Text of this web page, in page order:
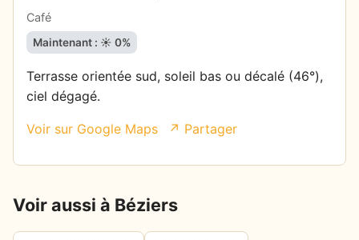
Café
Maintenant : ☀️ 0%
Terrasse orientée sud, soleil bas ou décalé (46°),
ciel dégagé.
Voir sur Google Maps ↗ Partager
Voir aussi à Béziers